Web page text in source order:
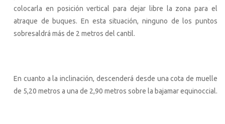
colocarla en posición vertical para dejar libre la zona para el
atraque de buques. En esta situación, ninguno de los puntos
sobresaldrá más de 2 metros del cantil.
En cuanto a la inclinación, descenderá desde una cota de muelle
de 5,20 metros a una de 2,90 metros sobre la bajamar equinoccial.